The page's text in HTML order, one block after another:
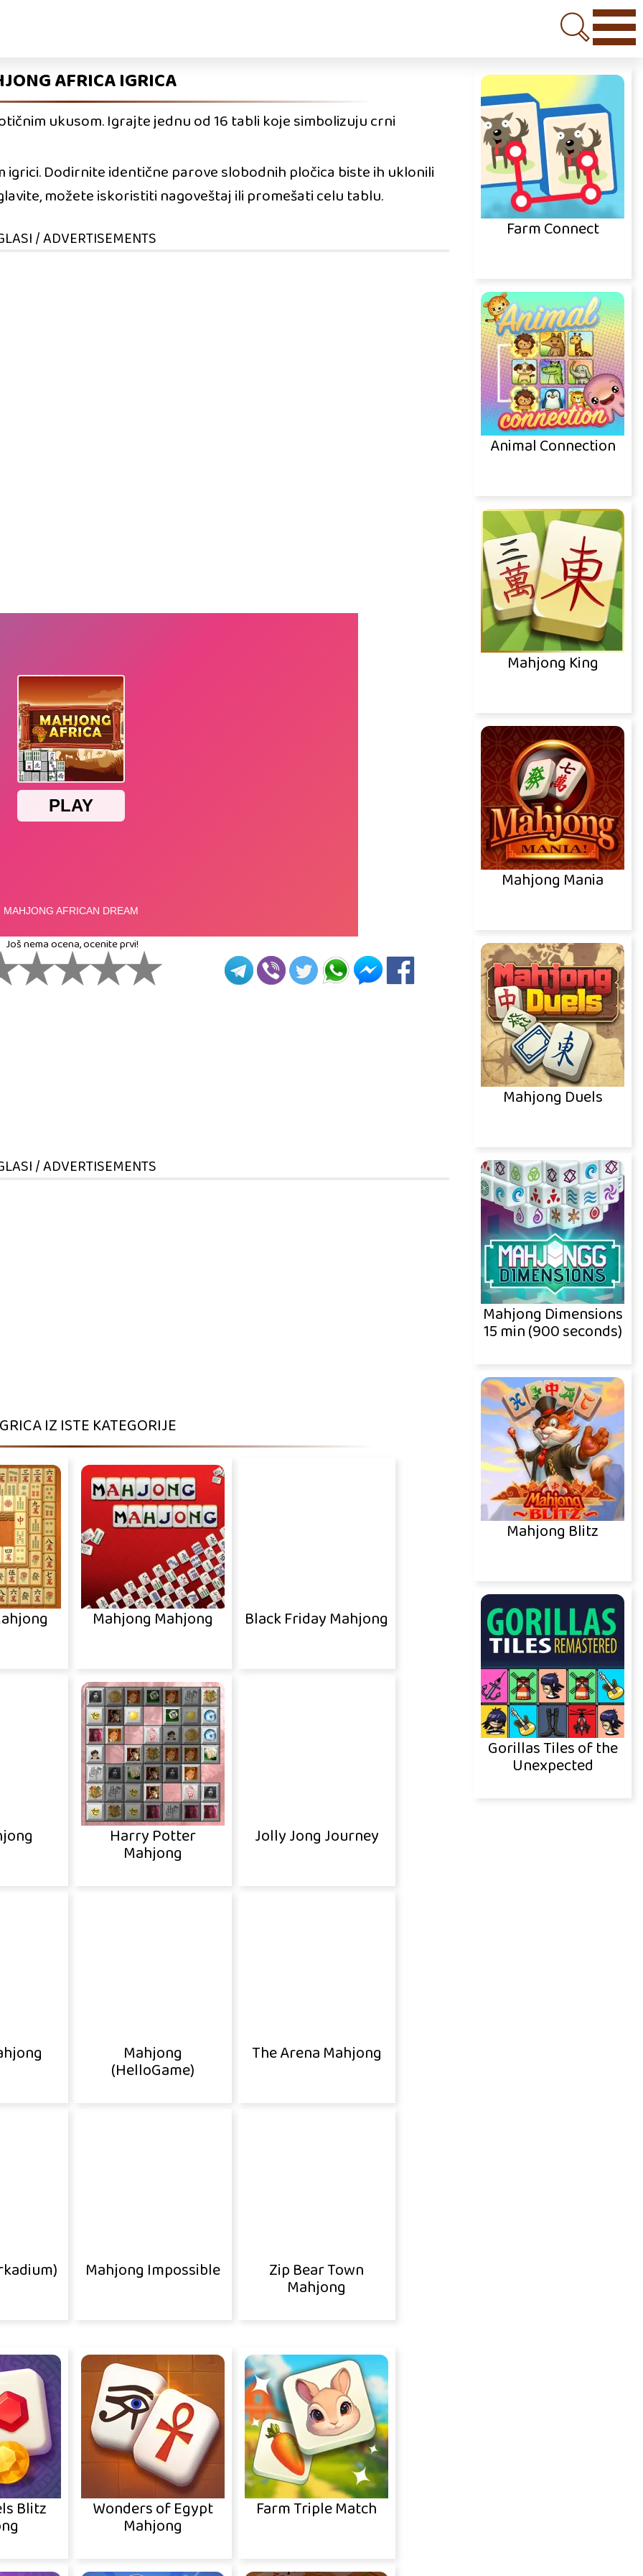
Blitz Wonders of Egypt
Mahjong
Farm Triple Match
AFRICA IGRICA
ukusom. Igrajte jednu od 16 tabli koje simbolizuju crni
igrici. Dodirnite identične parove slobodnih pločica biste ih uklonili
možete iskoristiti nagoveštaj ili promešati celu tablu.
/ ADVERTISEMENTS
Još nema ocena, ocenite prvi!
/ ADVERTISEMENTS
IZ ISTE KATEGORIJE
Mahjong Mahjong Black Friday Mahjong
Harry Potter
Mahjong
Jolly Jong Journey
Mahjong
(HelloGame)
The Arena Mahjong
Mahjong Impossible Zip Bear Town
Mahjong
Farm Connect
Animal Connection
Mahjong King
Mahjong Mania
Mahjong Duels
Mahjong Dimensions
15 min (900 seconds)
Mahjong Blitz
Gorillas Tiles of the
Unexpected